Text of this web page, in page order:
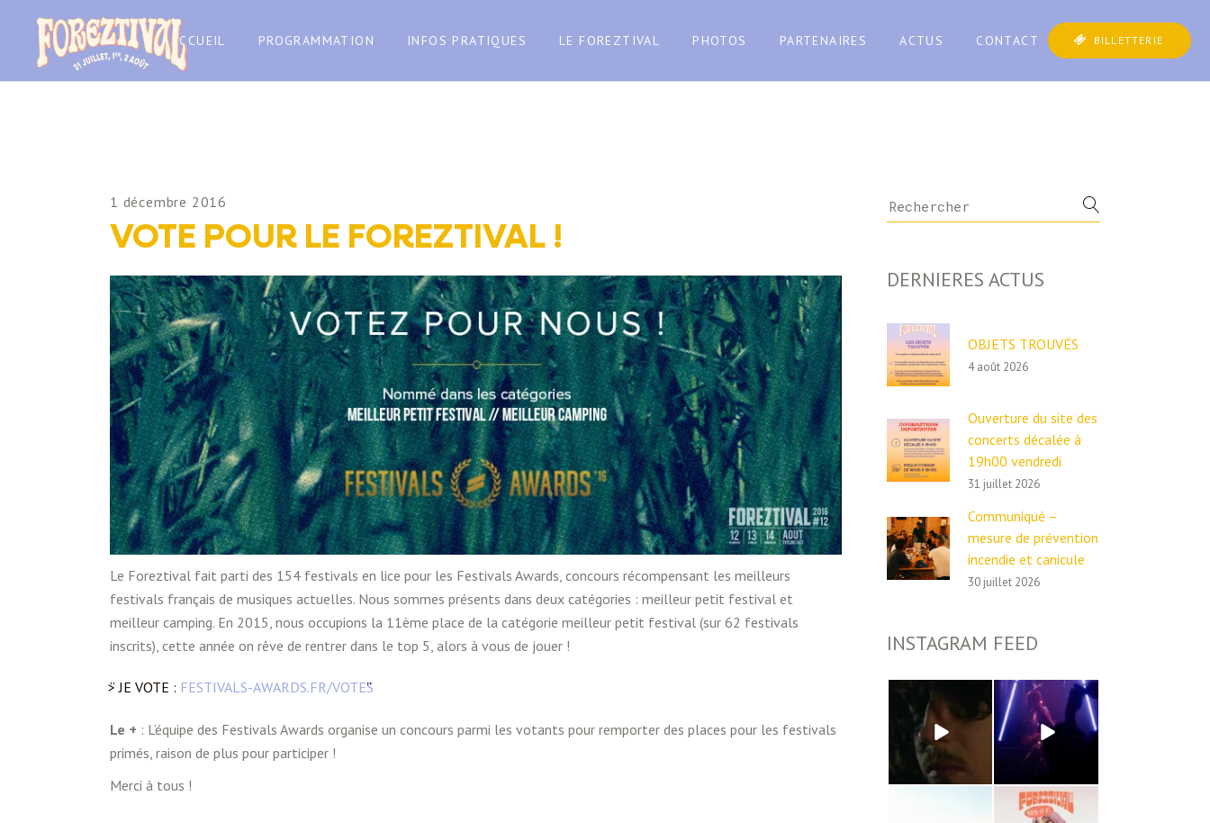
ACCUEIL PROGRAMMATION INFOS PRATIQUES LE FOREZTIVAL PHOTOS PARTENAIRES ACTUS CONTACT BILLETTERIE
1 décembre 2016
VOTE POUR LE FOREZTIVAL !
Le Foreztival fait parti des 154 festivals en lice pour les Festivals Awards, concours récompensant les meilleurs
festivals français de musiques actuelles. Nous sommes présents dans deux catégories : meilleur petit festival et
meilleur camping. En 2015, nous occupions la 11ème place de la catégorie meilleur petit festival (sur 62 festivals
inscrits), cette année on rêve de rentrer dans le top 5, alors à vous de jouer !
> JE VOTE : FESTIVALS-AWARDS.FR/VOTES
Le + : L’équipe des Festivals Awards organise un concours parmi les votants pour remporter des places pour les festivals
primés, raison de plus pour participer !
Merci à tous !
Search
for:
DERNIERES ACTUS
OBJETS TROUVÉS
4 août 2026
Ouverture du site des
concerts décalée à
19h00 vendredi
31 juillet 2026
Communiqué –
mesure de prévention
incendie et canicule
30 juillet 2026
INSTAGRAM FEED